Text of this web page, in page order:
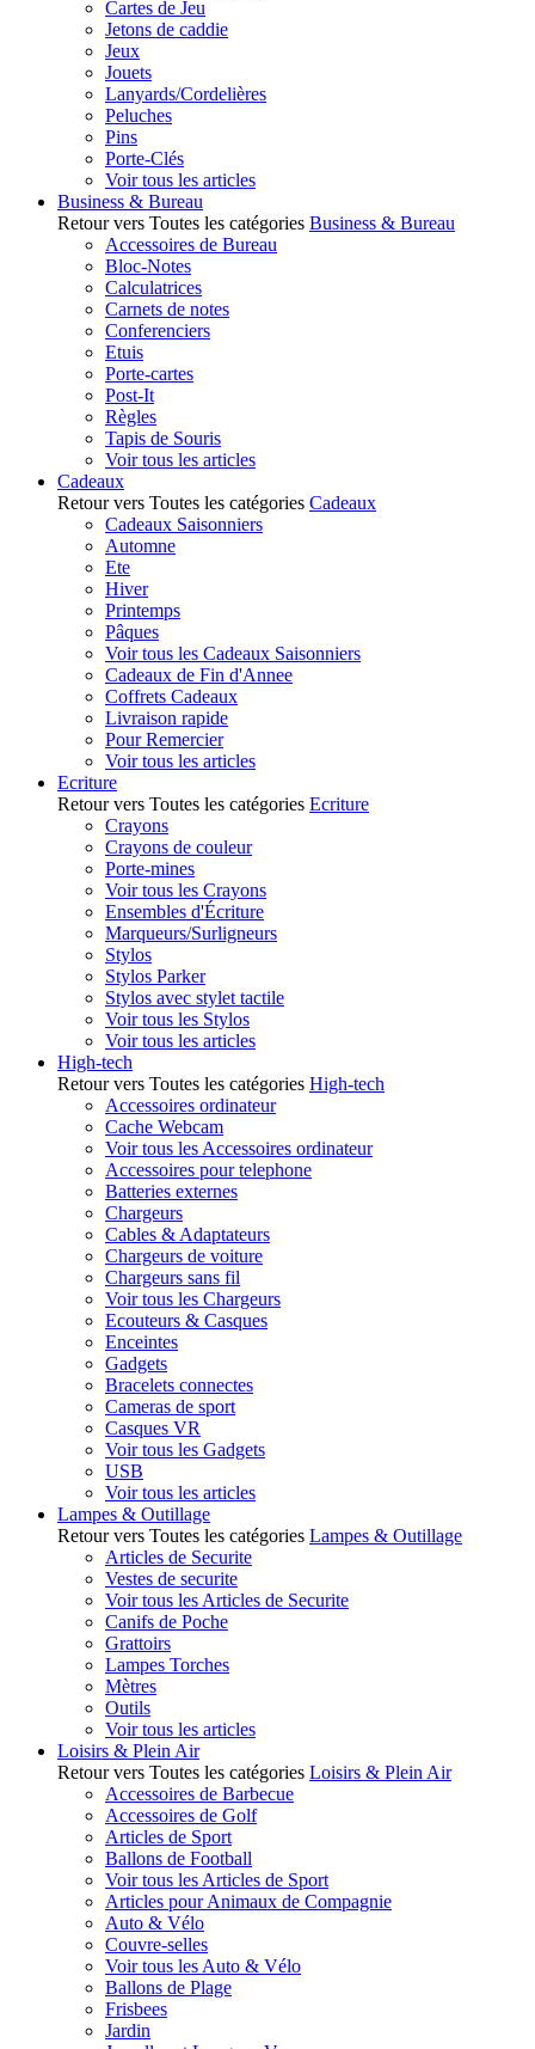
Cartes de Jeu
Jetons de caddie
Jeux
Jouets
Lanyards/Cordelières
Peluches
Pins
Porte-Clés
Voir tous les articles
Business & Bureau
Retour vers Toutes les catégories Business & Bureau
Accessoires de Bureau
Bloc-Notes
Calculatrices
Carnets de notes
Conferenciers
Etuis
Porte-cartes
Post-It
Règles
Tapis de Souris
Voir tous les articles
Cadeaux
Retour vers Toutes les catégories Cadeaux
Cadeaux Saisonniers
Automne
Ete
Hiver
Printemps
Pâques
Voir tous les Cadeaux Saisonniers
Cadeaux de Fin d'Annee
Coffrets Cadeaux
Livraison rapide
Pour Remercier
Voir tous les articles
Ecriture
Retour vers Toutes les catégories Ecriture
Crayons
Crayons de couleur
Porte-mines
Voir tous les Crayons
Ensembles d'Écriture
Marqueurs/Surligneurs
Stylos
Stylos Parker
Stylos avec stylet tactile
Voir tous les Stylos
Voir tous les articles
High-tech
Retour vers Toutes les catégories High-tech
Accessoires ordinateur
Cache Webcam
Voir tous les Accessoires ordinateur
Accessoires pour telephone
Batteries externes
Chargeurs
Cables & Adaptateurs
Chargeurs de voiture
Chargeurs sans fil
Voir tous les Chargeurs
Ecouteurs & Casques
Enceintes
Gadgets
Bracelets connectes
Cameras de sport
Casques VR
Voir tous les Gadgets
USB
Voir tous les articles
Lampes & Outillage
Retour vers Toutes les catégories Lampes & Outillage
Articles de Securite
Vestes de securite
Voir tous les Articles de Securite
Canifs de Poche
Grattoirs
Lampes Torches
Mètres
Outils
Voir tous les articles
Loisirs & Plein Air
Retour vers Toutes les catégories Loisirs & Plein Air
Accessoires de Barbecue
Accessoires de Golf
Articles de Sport
Ballons de Football
Voir tous les Articles de Sport
Articles pour Animaux de Compagnie
Auto & Vélo
Couvre-selles
Voir tous les Auto & Vélo
Ballons de Plage
Frisbees
Jardin